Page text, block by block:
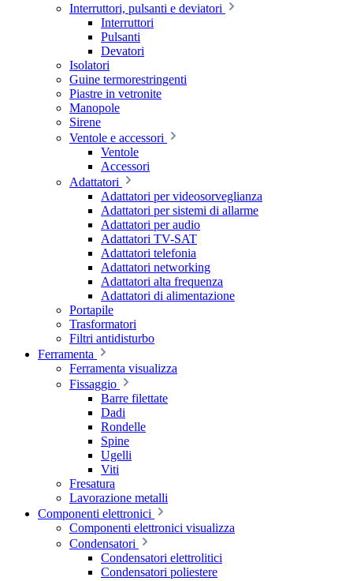
Interruttori, pulsanti e deviatori
Interruttori
Pulsanti
Devatori
Isolatori
Guine termorestringenti
Piastre in vetronite
Manopole
Sirene
Ventole e accessori
Ventole
Accessori
Adattatori
Adattatori per videosorveglianza
Adattatori per sistemi di allarme
Adattatori per audio
Adattatori TV-SAT
Adattatori telefonia
Adattatori networking
Adattatori alta frequenza
Adattatori di alimentazione
Portapile
Trasformatori
Filtri antidisturbo
Ferramenta
Ferramenta visualizza
Fissaggio
Barre filettate
Dadi
Rondelle
Spine
Ugelli
Viti
Fresatura
Lavorazione metalli
Componenti elettronici
Componenti elettronici visualizza
Condensatori
Condensatori elettrolitici
Condensatori poliestere